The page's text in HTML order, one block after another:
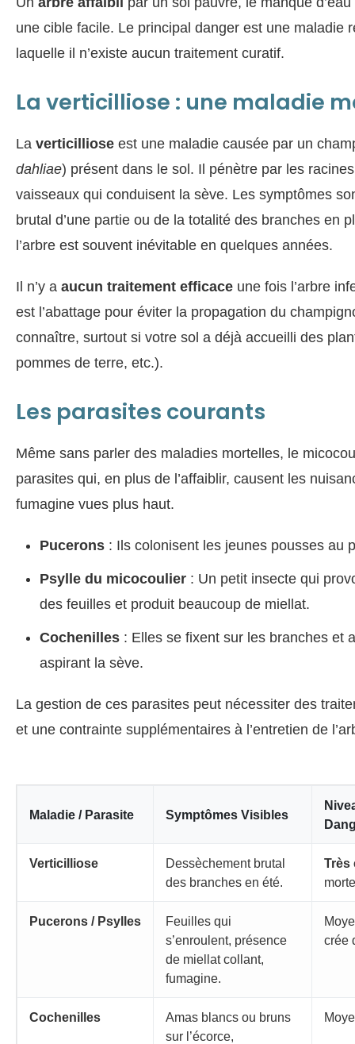
une cible facile. Le principal danger est une maladie
laquelle il n’existe aucun traitement curatif.
La verticilliose : une maladie
La verticilliose est une maladie causée par un
dahliae) présent dans le sol. Il pénètre par les
vaisseaux qui conduisent la sève. Les symptômes
brutal d’une partie ou de la totalité des branches en
l’arbre est souvent inévitable en quelques années.
Il n’y a aucun traitement efficace une fois l’arbre
est l’abattage pour éviter la propagation du
connaître, surtout si votre sol a déjà accueilli des
pommes de terre, etc.).
Les parasites courants
Même sans parler des maladies mortelles, le
parasites qui, en plus de l’affaiblir, causent les
fumagine vues plus haut.
Pucerons : Ils colonisent les jeunes pousses au
Psylle du micocoulier : Un petit insecte qui
des feuilles et produit beaucoup de miellat.
Cochenilles : Elles se fixent sur les branches et
aspirant la sève.
La gestion de ces parasites peut nécessiter des
et une contrainte supplémentaires à l’entretien de
Maladie / Parasite Symptômes Visibles
Verticilliose
Dessèchement brutal
des branches en été.
Très
Pucerons / Psylles
Feuilles qui
s’enroulent, présence
de miellat collant,
fumagine.
crée
Cochenilles
Amas blancs ou bruns
sur l’écorce,